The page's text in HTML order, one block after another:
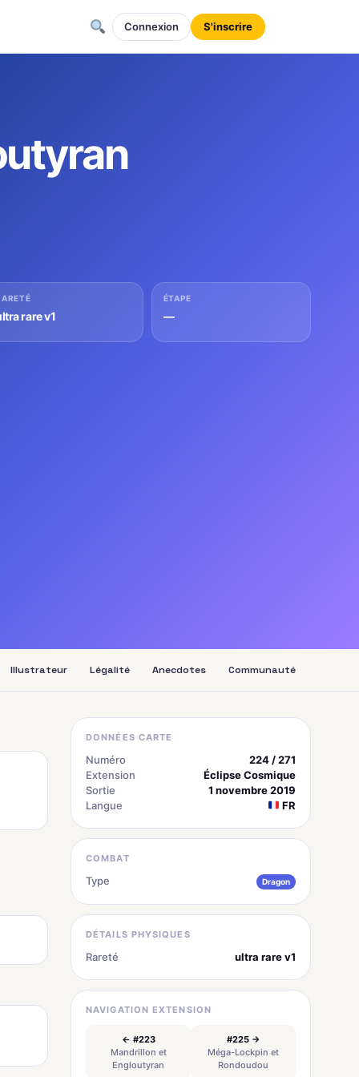
Connexion S'inscrire
rare v1
ÉTAPE
—
Illustrateur Légalité Anecdotes Communauté
DONNÉES CARTE
Numéro
224 / 271
Extension
Éclipse Cosmique
Sortie
1 novembre 2019
Langue
FR
COMBAT
Type Dragon
DÉTAILS PHYSIQUES
Rareté ultra rare v1
NAVIGATION EXTENSION
← #223
Mandrillon et
Engloutyran
#225 →
Méga-Lockpin et
Rondoudou